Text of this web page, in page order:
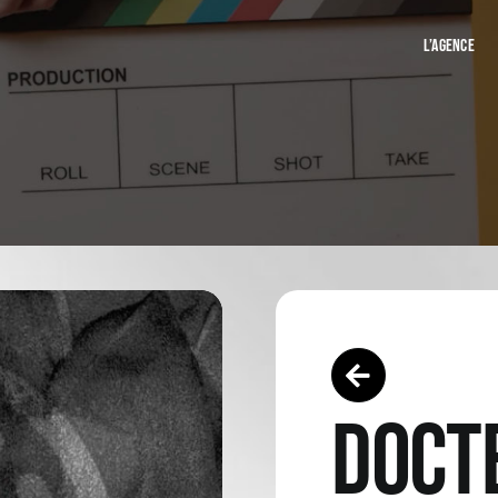
L’AGENCE